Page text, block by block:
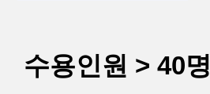
수용인원 > 40명